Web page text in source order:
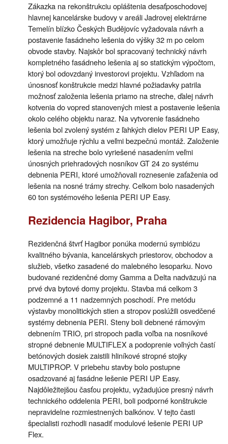
Zákazka na rekonštrukciu opláštenia desaťposchodovej
hlavnej kancelárske budovy v areáli Jadrovej elektrárne
Temelín blízko Českých Budějovíc vyžadovala návrh a
postavenie fasádneho lešenia do výšky 32 m po celom
obvode stavby. Najskôr bol spracovaný technický návrh
kompletného fasádneho lešenia aj so statickým výpočtom,
ktorý bol odovzdaný investorovi projektu. Vzhľadom na
únosnosť konštrukcie medzi hlavné požiadavky patrila
možnosť založenia lešenia priamo na streche, ďalej návrh
kotvenia do vopred stanovených miest a postavenie lešenia
okolo celého objektu naraz. Na vytvorenie fasádneho
lešenia bol zvolený systém z ľahkých dielov PERI UP Easy,
ktorý umožňuje rýchlu a veľmi bezpečnú montáž. Založenie
lešenia na streche bolo vyriešené nasadením veľmi
únosných priehradových nosníkov GT 24 zo systému
debnenia PERI, ktoré umožňovali roznesenie zaťaženia od
lešenia na nosné trámy strechy. Celkom bolo nasadených
60 ton systémového lešenia PERI UP Easy.
Rezidencia Hagibor, Praha
Rezidenčná štvrť Hagibor ponúka modernú symbiózu
kvalitného bývania, kancelárskych priestorov, obchodov a
služieb, všetko zasadené do malebného lesoparku. Novo
budované rezidenčné domy Gamma a Delta nadväzujú na
prvé dva bytové domy projektu. Stavba má celkom 3
podzemné a 11 nadzemných poschodí. Pre metódu
výstavby monolitických stien a stropov poslúžili osvedčené
systémy debnenia PERI. Steny boli debnené rámovým
debnením TRIO, pri stropoch padla voľba na nosníkové
stropné debnenie MULTIFLEX a podoprenie voľných častí
betónových dosiek zaistili hliníkové stropné stojky
MULTIPROP. V priebehu stavby bolo postupne
osadzované aj fasádne lešenie PERI UP Easy.
Najdôležitejšou časťou projektu, vyžadujúce presný návrh
technického oddelenia PERI, boli podporné konštrukcie
nepravidelne rozmiestnených balkónov. V tejto časti
špecialisti rozhodli nasadiť modulové lešenie PERI UP
Flex.